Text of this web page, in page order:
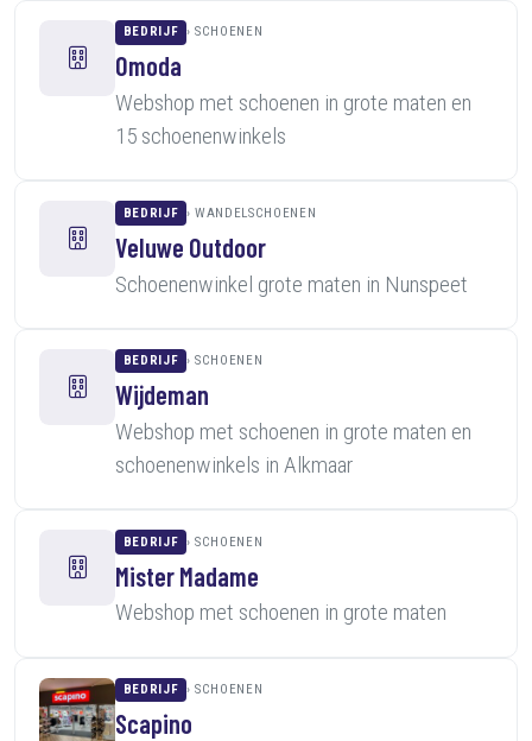
BEDRIJF SCHOENEN
Omoda
Webshop met schoenen in grote maten en
15 schoenenwinkels
BEDRIJF WANDELSCHOENEN
Veluwe Outdoor
Schoenenwinkel grote maten in Nunspeet
BEDRIJF SCHOENEN
Wijdeman
Webshop met schoenen in grote maten en
schoenenwinkels in Alkmaar
BEDRIJF SCHOENEN
Mister Madame
Webshop met schoenen in grote maten
BEDRIJF SCHOENEN
Scapino